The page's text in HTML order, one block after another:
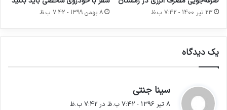
لورم ایپسوم متن ساختگی با تولید سادگی نامفهوم
از صنعت چاپ و با استفاده از طراحان گرافیک است.
چاپگرها و متون بلکه روزنامه و مجله در ستون و
سطرآنچنان که لازم است و برای شرایط فعلی
23 تیر 1400 - 7:42 ب.ظ 8 بهمن 1399 - 7:42 ب.ظ
یک دیدگاه
سینا جنتی
ف
8 تیر 1396 - 7:42 ب.ظ در 7:42 ب.ظ